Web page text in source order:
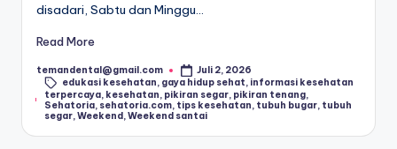
S
e
h
a
disadari, Sabtu dan Minggu…
Read More
Posted
by
temandental@gmail.com
Juli 2, 2026
Tags:
edukasi kesehatan, gaya hidup sehat, informasi kesehatan
terpercaya, kesehatan, pikiran segar, pikiran tenang,
Sehatoria, sehatoria.com, tips kesehatan, tubuh bugar, tubuh
segar,Weekend,Weekend santai